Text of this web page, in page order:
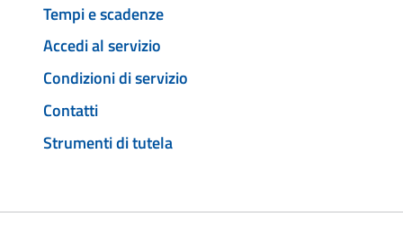
Tempi e scadenze
Accedi al servizio
Condizioni di servizio
Contatti
Strumenti di tutela